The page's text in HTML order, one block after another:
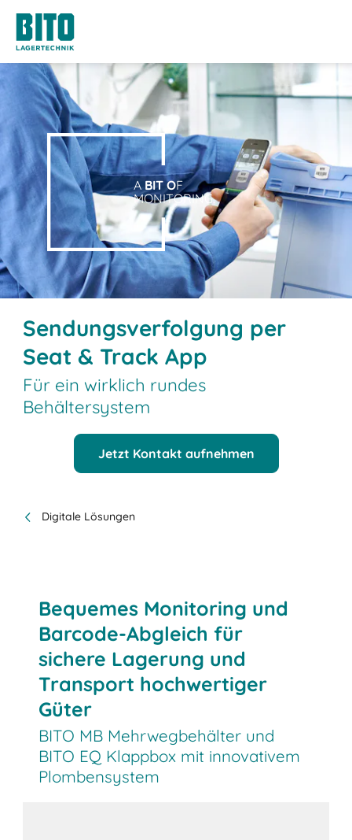
A BIT OF
MONITORING.
Sendungsverfolgung per
Seat & Track App
Für ein wirklich rundes
Behältersystem
Jetzt Kontakt aufnehmen
Digitale Lösungen
Bequemes Monitoring und
Barcode-Abgleich für
sichere Lagerung und
Transport hochwertiger
Güter
BITO MB Mehrwegbehälter und
BITO EQ Klappbox mit innovativem
Plombensystem